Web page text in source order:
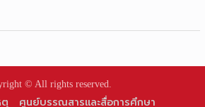
© All rights reserved.
ตุ ศูนย์บรรณสารและสื่อการศึกษา